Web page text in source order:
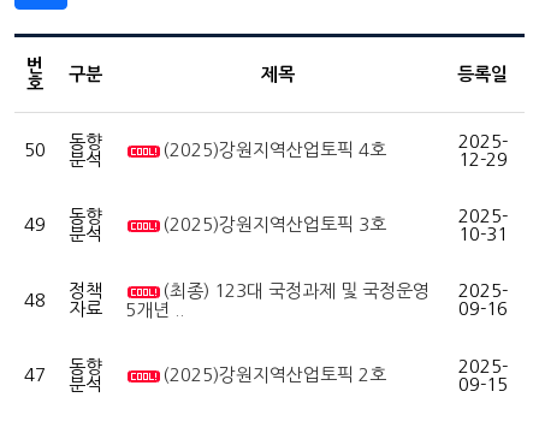
번
호
구분 제목 등록일
50
동향
분석
(2025)강원지역산업토픽 4호
2025-
12-29
49
동향
분석
(2025)강원지역산업토픽 3호
2025-
10-31
48
정책
자료
(최종) 123대 국정과제 및 국정운영
5개년 ..
2025-
09-16
47
동향
분석
(2025)강원지역산업토픽 2호
2025-
09-15